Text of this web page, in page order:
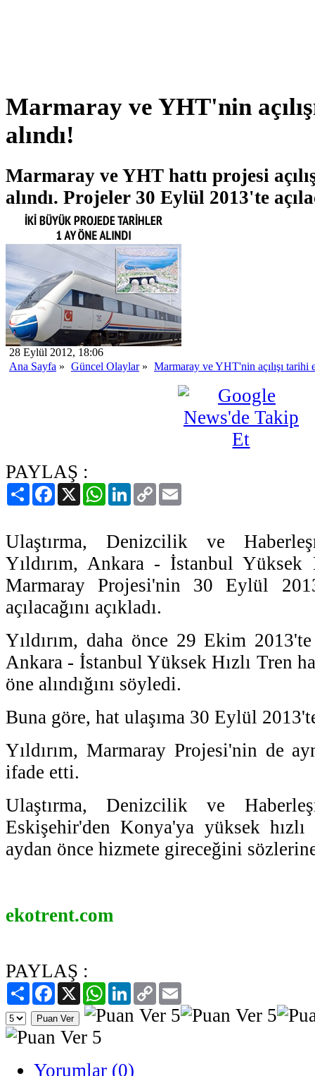
Marmaray ve YHT'nin
alındı!
Marmaray ve YHT hattı projesi
alındı. Projeler 30 Eylül 2013'te
28 Eylül 2012, 18:06
Ana Sayfa » Güncel Olaylar» Marmaray ve YHT'nin açılışı tarihi
PAYLAŞ :
PaylaşFacebook
X WhatsAppLinkedIn
Copy
Link
Ulaştırma, Denizcilik ve
Yıldırım, Ankara - İstanbul Yüksek
Marmaray Projesi'nin 30 Eylül
açılacağını açıkladı.
Yıldırım, daha önce 29 Ekim
Ankara - İstanbul Yüksek Hızlı Tren
öne alındığını söyledi.
Buna göre, hat ulaşıma 30 Eylül
Yıldırım, Marmaray Projesi'nin de
ifade etti.
Ulaştırma, Denizcilik ve
Eskişehir'den Konya'ya yüksek
aydan önce hizmete gireceğini
ekotrent.com
PAYLAŞ :
PaylaşFacebook
X WhatsAppLinkedIn
Copy
Link
Yorumlar (0)